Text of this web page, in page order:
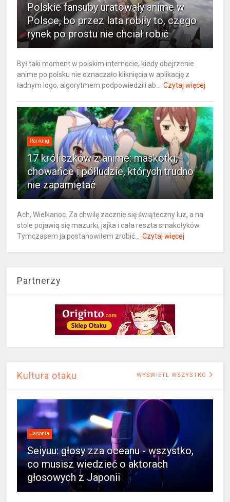
Polskie fansuby uratowały anime w
Polsce, bo przez lata robiły to, czego
rynek po prostu nie chciał robić
Był taki moment w polskim internecie, kiedy obejrzenie
anime po polsku nie oznaczało kliknięcia w aplikację z
ładnym logo, algorytmem podpowiedzi i ab...
Czytaj więcej
Ranking
17 króliczków z anime: maskotki,
chowańce i półludzie, których trudno
nie zapamiętać
Ach, Wielkanoc. Za chwilę zacznie się świąteczny luz, a na
stole pojawią się mazurki, jajka i cała reszta smakołyków.
Tymczasem ja postanowiłem zrobić...
Czytaj więcej
Partnerzy
Kultura otaku WYŚWIETL WSZYSTKO
Japonia
Seiyuu: głosy zza oceanu - wszystko,
co musisz wiedzieć o aktorach
głosowych z Japonii